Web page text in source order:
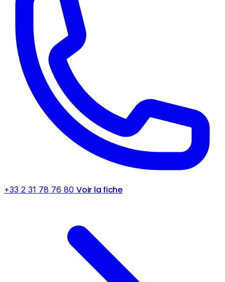
+33 2 31 78 76 80 Voir la fiche